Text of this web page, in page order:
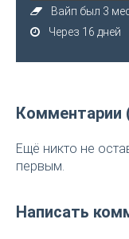
Вайп был 3
Через 16 дней
Комментарии
Ещё никто не
первым.
Написать